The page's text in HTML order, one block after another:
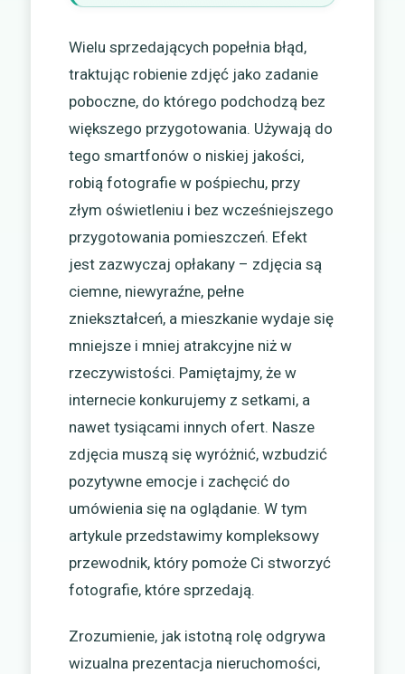
Wielu sprzedających popełnia błąd,
traktując robienie zdjęć jako zadanie
poboczne, do którego podchodzą bez
większego przygotowania. Używają do
tego smartfonów o niskiej jakości,
robią fotografie w pośpiechu, przy
złym oświetleniu i bez wcześniejszego
przygotowania pomieszczeń. Efekt
jest zazwyczaj opłakany – zdjęcia są
ciemne, niewyraźne, pełne
zniekształceń, a mieszkanie wydaje się
mniejsze i mniej atrakcyjne niż w
rzeczywistości. Pamiętajmy, że w
internecie konkurujemy z setkami, a
nawet tysiącami innych ofert. Nasze
zdjęcia muszą się wyróżnić, wzbudzić
pozytywne emocje i zachęcić do
umówienia się na oglądanie. W tym
artykule przedstawimy kompleksowy
przewodnik, który pomoże Ci stworzyć
fotografie, które sprzedają.
Zrozumienie, jak istotną rolę odgrywa
wizualna prezentacja nieruchomości,